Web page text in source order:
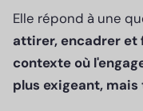
Elle répond à une
attirer, encadrer et
contexte où
plus exigeant,